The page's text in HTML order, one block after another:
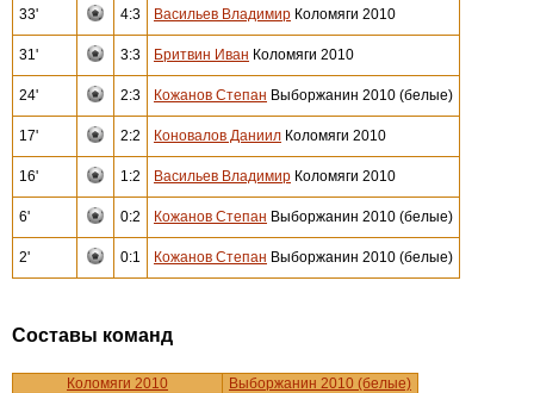
33' 4:3 Васильев Владимир Коломяги 2010
31' 3:3 Бритвин Иван Коломяги 2010
24' 2:3 Кожанов Степан Выборжанин 2010 (белые)
17' 2:2 Коновалов Даниил Коломяги 2010
16' 1:2 Васильев Владимир Коломяги 2010
6' 0:2 Кожанов Степан Выборжанин 2010 (белые)
2' 0:1 Кожанов Степан Выборжанин 2010 (белые)
Составы команд
Коломяги 2010
Выборжанин 2010 (белые)